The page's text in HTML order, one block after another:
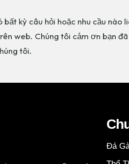
bất kỳ câu hỏi hoặc nhu cầu nào
web. Chúng tôi cảm ơn bạn
tôi.
Đá